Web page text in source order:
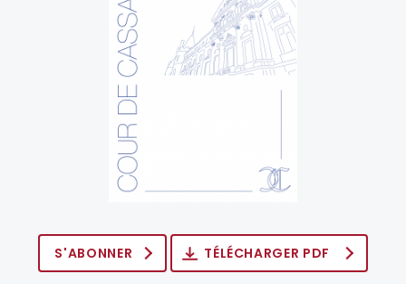
S'ABONNER TÉLÉCHARGER PDF